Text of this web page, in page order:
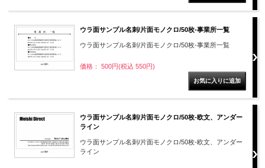
ウラ面サンプル名刺/片面モノクロ/50枚-事業所一覧
ウラ面サンプル名刺/片面モノクロ/50枚-事業所一覧
価格： 500円(税込 550円)
ウラ面サンプル名刺/片面モノクロ/50枚-欧文、アンダー
ライン
ウラ面サンプル名刺/片面モノクロ/50枚-欧文、アンダー
ライン